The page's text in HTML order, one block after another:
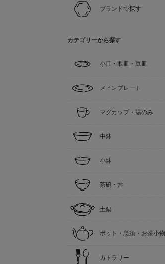
ブランドで探す
カテゴリーから探す
小皿・取皿・豆皿
メインプレート
マグカップ・湯のみ
中鉢
小鉢
茶碗・丼
土鍋
ポット・急須・お茶小物
カトラリー